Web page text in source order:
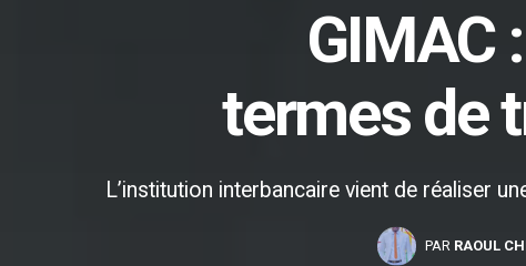
GIMAC
termes de
L’institution interbancaire vient de réaliser
PAR RAOUL